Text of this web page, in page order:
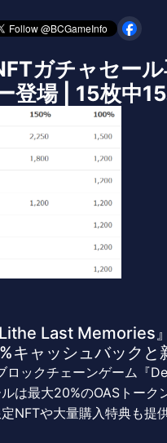
ガチャセー
登場 | 15枚中
Last Memories
キャッシュバックと
ロックチェーンゲーム『
は最大20%のOASトー
NFTや大量購入特典も提